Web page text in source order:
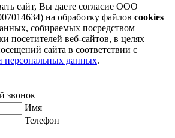
сайт, Вы даете согласие ООО
на обработку файлов cookies
собираемых посредством
посетителей веб-сайтов, в целях
сайта в соответствии с
персональных данных.
звонок
Имя
Телефон